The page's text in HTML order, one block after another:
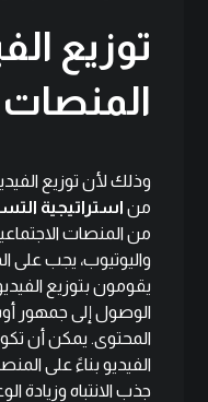
توزيع
المنصات
وذلك لأن توزيع
من استراتيجية
من المنصات
واليوتيوب، يجب على
يقومون بتوزيع
الوصول إلى جمهور
المحتوى. يمكن أن
الفيديو بناءً على
جذب الانتباه وزيادة